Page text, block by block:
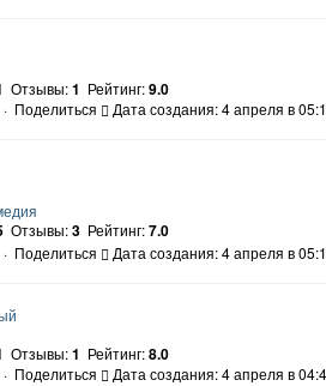
Отзывы:1 Рейтинг:9.0
· Поделиться Дата создания: 4 апреля в
Отзывы:3 Рейтинг:7.0
· Поделиться Дата создания: 4 апреля в
Отзывы:1 Рейтинг:8.0
· Поделиться Дата создания: 4 апреля в